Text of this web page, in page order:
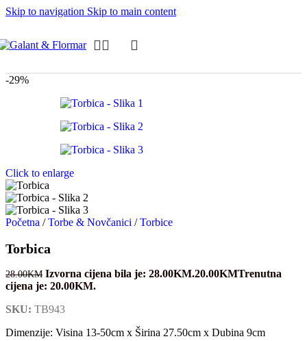
Skip to navigation Skip to main content
-29%
Click to enlarge
Početna / Torbe & Novčanici / Torbice
Torbica
28.00KM Izvorna cijena bila je: 28.00KM.20.00KMTrenutna
cijena je: 20.00KM.
SKU: TB943
Dimenzije: Visina 13-50cm x Širina 27.50cm x Dubina 9cm